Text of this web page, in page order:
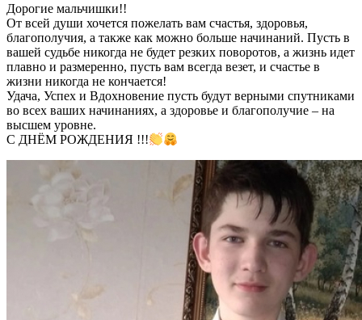
Дорогие мальчишки!!
От всей души хочется пожелать вам счастья, здоровья,
благополучия, а также как можно больше начинаний. Пусть в
вашей судьбе никогда не будет резких поворотов, а жизнь идет
плавно и размеренно, пусть вам всегда везет, и счастье в
жизни никогда не кончается!
Удача, Успех и Вдохновение пусть будут верными спутниками
во всех ваших начинаниях, а здоровье и благополучие – на
высшем уровне.
С ДНЁМ РОЖДЕНИЯ !!!